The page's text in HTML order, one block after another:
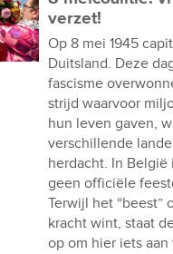
verzet!
Op 8 mei 1945
Duitsland. Deze
fascisme
strijd waarvoor
hun leven gaven,
verschillende
herdacht. In België
geen officiële
Terwijl het “beest”
kracht wint, staat
op om hier iets aan